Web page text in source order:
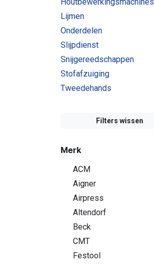
Lijmen
Onderdelen
Slijpdienst
Snijgereedschappen
Stofafzuiging
Tweedehands
Filters wissen
Merk
ACM
Aigner
Airpress
Altendorf
Beck
CMT
Festool